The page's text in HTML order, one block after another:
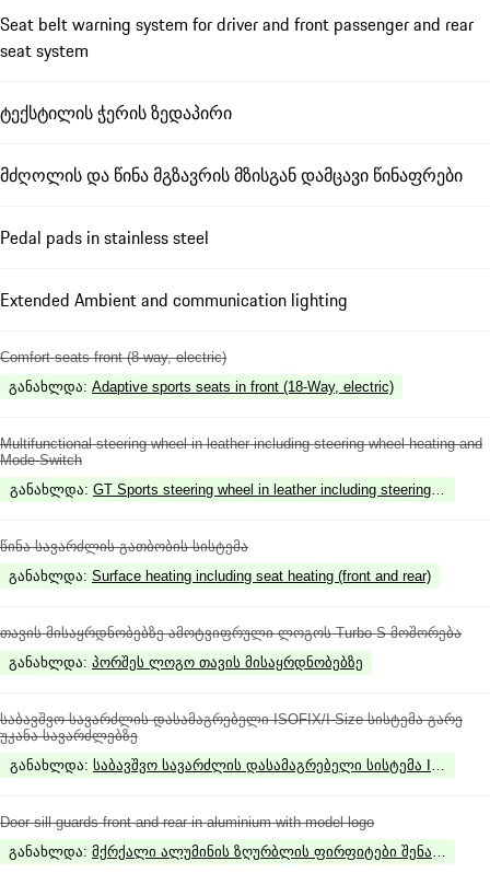
Seat belt warning system for driver and front passenger and rear
seat system
ტექსტილის ჭერის ზედაპირი
მძღოლის და წინა მგზავრის მზისგან დამცავი წინაფრები
Pedal pads in stainless steel
Extended Ambient and communication lighting
Comfort seats front (8-way, electric)
განახლდა: Adaptive sports seats in front (18-Way, electric)
Multifunctional steering wheel in leather including steering wheel heating and
Mode-Switch
განახლდა: GT Sports steering wheel in leather including steering wheel
წინა სავარძლის გათბობის სისტემა
განახლდა: Surface heating including seat heating (front and rear)
თავის მისაყრდნობებზე ამოტვიფრული ლოგოს Turbo S მოშორება
განახლდა: პორშეს ლოგო თავის მისაყრდნობებზე
საბავშვო სავარძლის დასამაგრებელი ISOFIX/I-Size სისტემა გარე
უკანა სავარძლებზე
განახლდა: საბავშვო სავარძლის დასამაგრებელი სისტემა ISOFIX/
Door sill guards front and rear in aluminium with model logo
განახლდა: მქრქალი ალუმინის ზღურბლის ფირფიტები შენათებით